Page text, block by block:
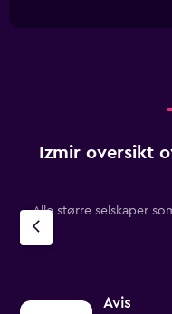
The
1
Y
axis
Izmir oversikt
Alle større selskaper
Avis